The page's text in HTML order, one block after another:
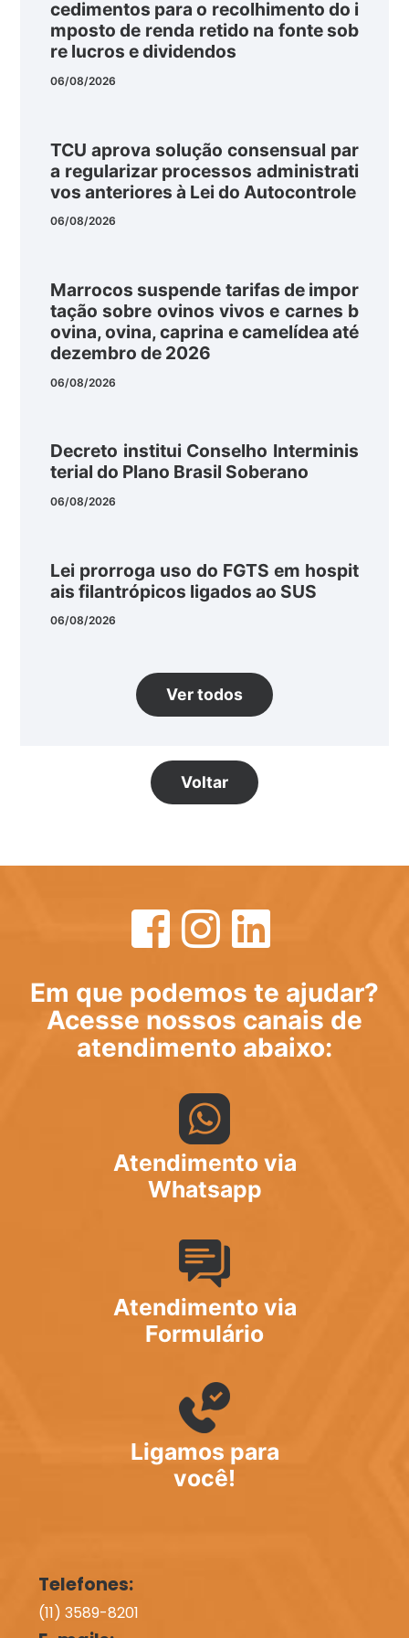
cedimentos para o recolhimento do i
mposto de renda retido na fonte sob
re lucros e dividendos
06/08/2026
TCU aprova solução consensual par
a regularizar processos administrati
vos anteriores à Lei do Autocontrole
06/08/2026
Marrocos suspende tarifas de impor
tação sobre ovinos vivos e carnes b
ovina, ovina, caprina e camelídea até
dezembro de 2026
06/08/2026
Decreto institui Conselho Interminis
terial do Plano Brasil Soberano
06/08/2026
Lei prorroga uso do FGTS em hospit
ais filantrópicos ligados ao SUS
06/08/2026
Ver todos
Voltar
Em que podemos te ajudar?
Acesse nossos canais de
atendimento abaixo:
Atendimento via
Whatsapp
Atendimento via
Formulário
Ligamos para
você!
Telefones:
(11) 3589-8201